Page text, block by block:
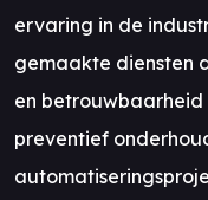
ervaring in de
gemaakte diensten
en
preventief